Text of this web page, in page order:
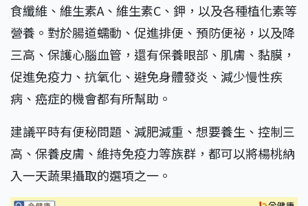
食纖維、維生素A、維生素C、鉀，以及各種植化素等
營養。對於腸道蠕動、促進排便、預防便祕，以及降
三高、保護心腦血管，還有保養眼部、肌膚、黏膜，
促進免疫力、抗氧化、避免身體發炎、減少慢性疾
病、癌症的機會都有所幫助。
建議平時有便秘問題、減肥減重、想要養生、控制三
高、保養皮膚、維持免疫力等族群，都可以將楊桃納
入一天蔬果攝取的選項之一。